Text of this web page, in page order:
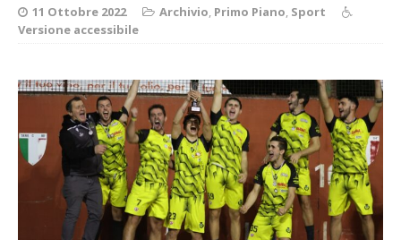
11 Ottobre 2022 Archivio, Primo Piano, Sport
Versione accessibile